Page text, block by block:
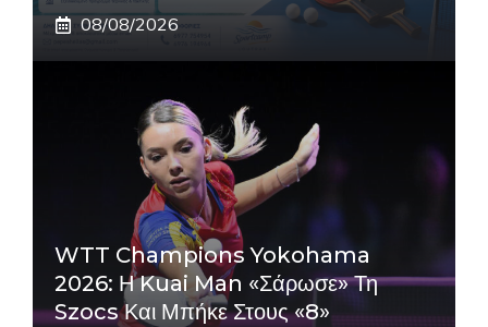
08/08/2026
WTT Champions Yokohama
2026: Η Kuai Man «σάρωσε» Τη
Szocs Και Μπήκε Στους «8»